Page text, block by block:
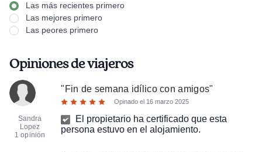
Las más recientes primero
Las mejores primero
Las peores primero
Opiniones de viajeros
Sandra
Lopez
1 opinión
" Fin de semana idílico con amigos"
Opinado el 16 marzo 2025
El propietario ha certificado que esta
persona estuvo en el alojamiento.